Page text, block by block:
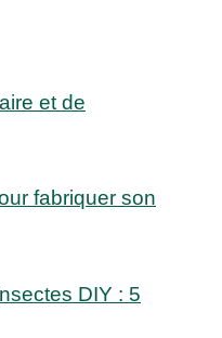
et de
fabriquer son
DIY : 5